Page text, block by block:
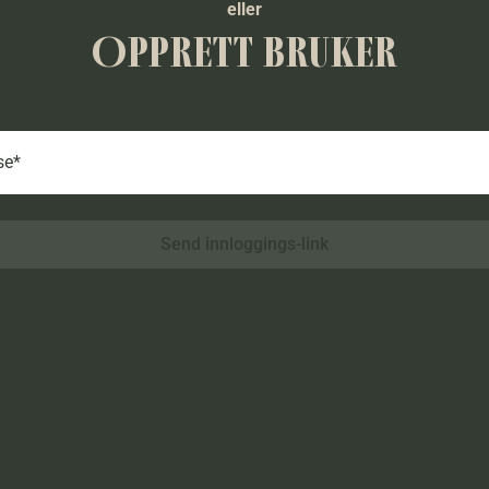
eller
OPPRETT BRUKER